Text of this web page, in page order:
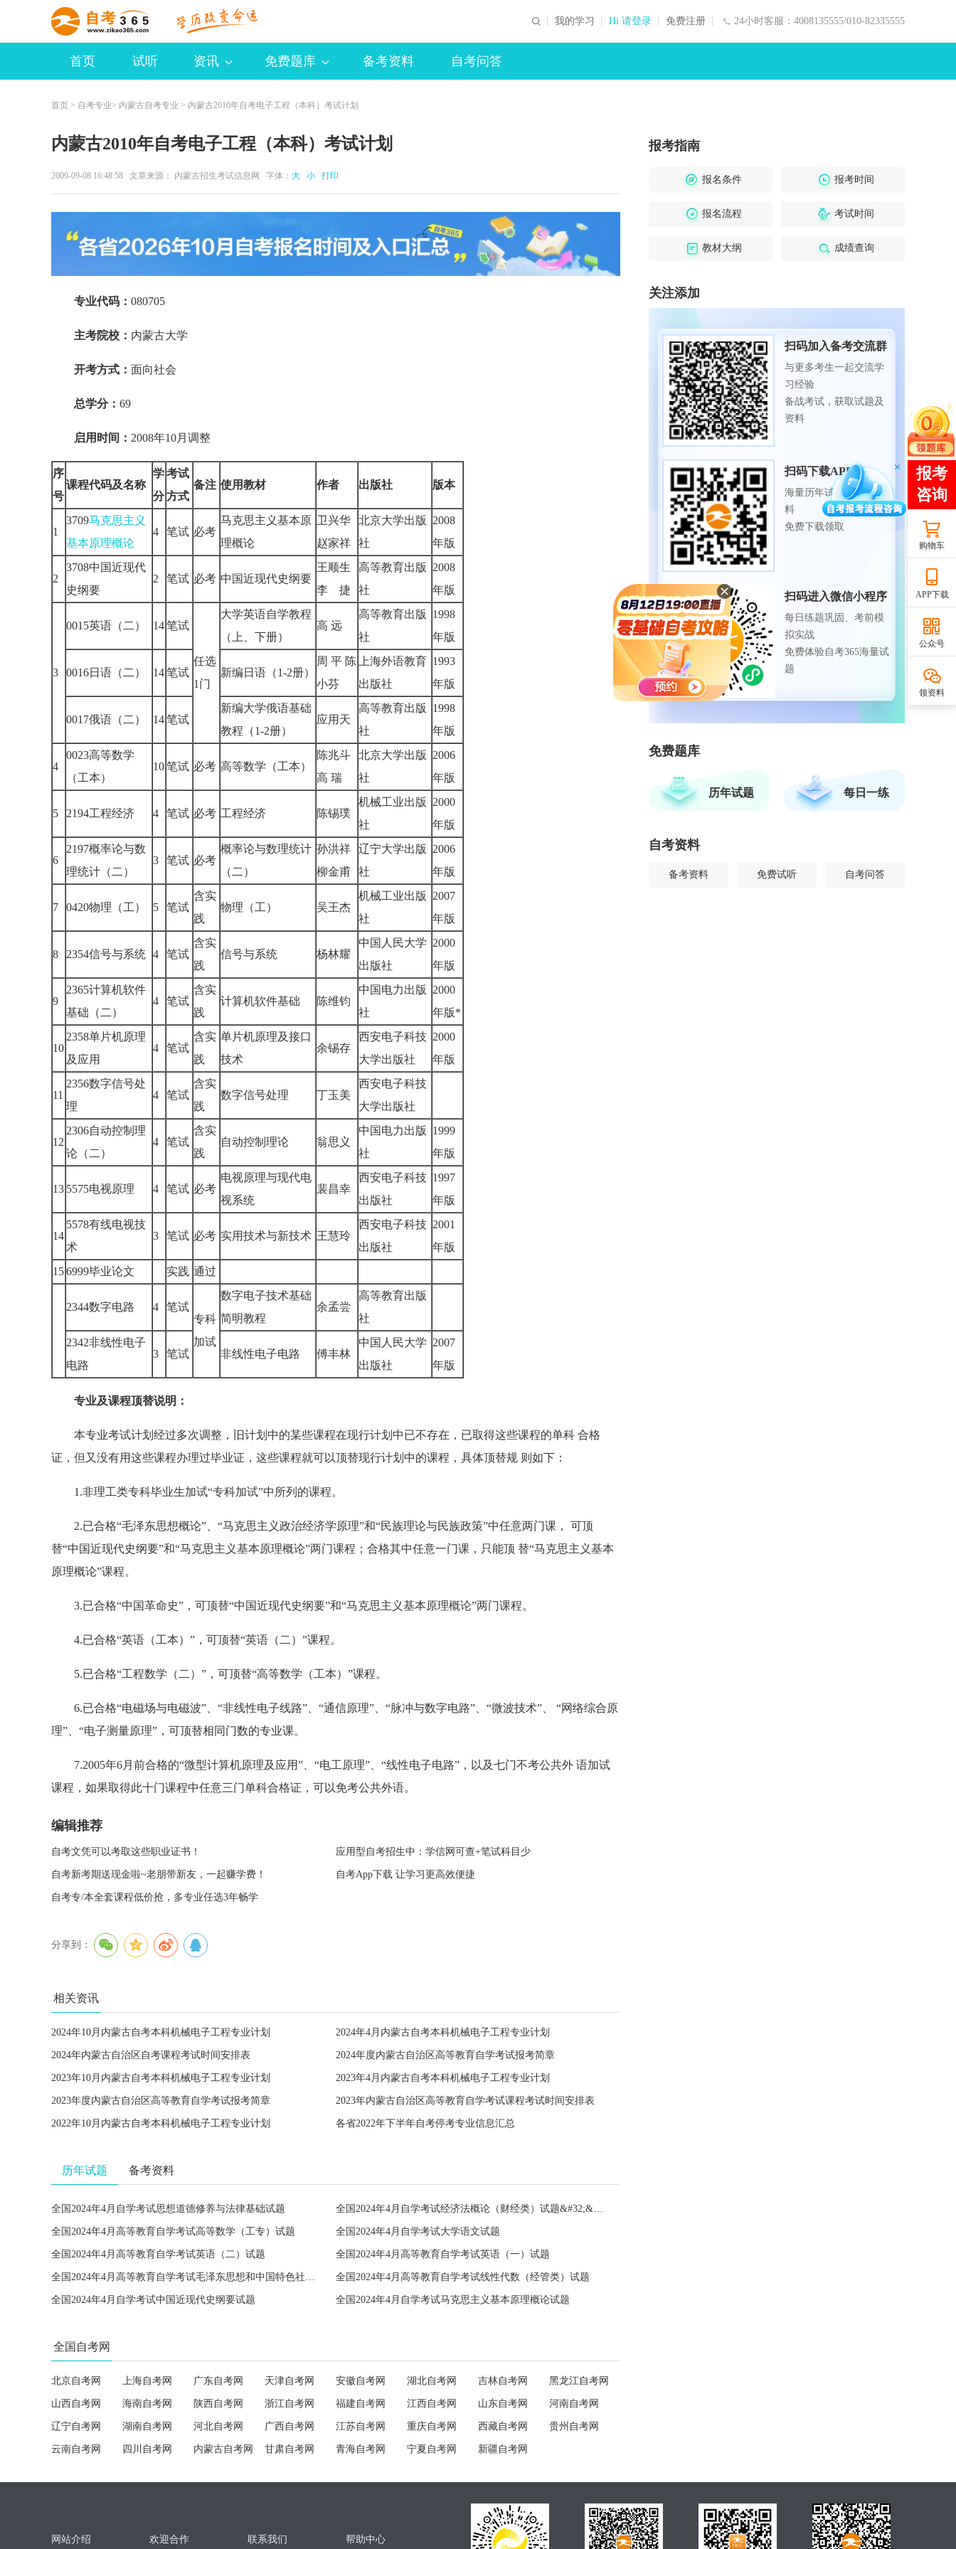
24小时客服：4008135555/010-82335555
我的学习 Hi 请登录 免费注册
首页 试听 资讯 免费题库 备考资料 自考问答
首页 > 自考专业> 内蒙古自考专业 > 内蒙古2010年自考电子工程（本科）考试计划
内蒙古2010年自考电子工程（本科）考试计划
2009-09-08 16:48:58 文章来源： 内蒙古招生考试信息网 字体： 大 小 打印
专业代码： 080705
主考院校： 内蒙古大学
开考方式： 面向社会
总学分： 69
启用时间： 2008年10月调整
序
号
课程代码及名称
学
分
考试
方式
备注 使用教材 作者 出版社 版本
1
3709马克思主义
基本原理概论
4 笔试 必考
马克思主义基本原
理概论
卫兴华
赵家祥
北京大学出版
社
2008
年版
2
3708中国近现代
史纲要
2 笔试 必考 中国近现代史纲要
王顺生
李 捷
高等教育出版
社
2008
年版
3
0015英语（二） 14笔试
任选
1门
大学英语自学教程
（上、下册）
高 远
高等教育出版
社
1998
年版
0016日语（二） 14笔试 新编日语（1-2册）
周 平 陈
小芬
上海外语教育
出版社
1993
年版
0017俄语（二） 14笔试
新编大学俄语基础
教程（1-2册）
应用天
高等教育出版
社
1998
年版
4
0023高等数学
（工本）
10笔试 必考 高等数学（工本）
陈兆斗
高 瑞
北京大学出版
社
2006
年版
5 2194工程经济 4 笔试 必考 工程经济 陈锡璞
机械工业出版
社
2000
年版
6
2197概率论与数
理统计（二）
3 笔试 必考
概率论与数理统计
（二）
孙洪祥
柳金甫
辽宁大学出版
社
2006
年版
7 0420物理（工） 5 笔试
含实
践
物理（工） 吴王杰
机械工业出版
社
2007
年版
8 2354信号与系统 4 笔试
含实
践
信号与系统 杨林耀
中国人民大学
出版社
2000
年版
9
2365计算机软件
基础（二）
4 笔试
含实
践
计算机软件基础 陈维钧
中国电力出版
社
2000
年版*
10
2358单片机原理
及应用
4 笔试
含实
践
单片机原理及接口
技术
余锡存
西安电子科技
大学出版社
2000
年版
11
2356数字信号处
理
4 笔试
含实
践
数字信号处理 丁玉美
西安电子科技
大学出版社
12
2306自动控制理
论（二）
4 笔试
含实
践
自动控制理论 翁思义
中国电力出版
社
1999
年版
13 5575电视原理 4 笔试 必考
电视原理与现代电
视系统
裴昌幸
西安电子科技
出版社
1997
年版
14
5578有线电视技
术
3 笔试 必考 实用技术与新技术 王慧玲
西安电子科技
出版社
2001
年版
156999毕业论文 实践 通过
2344数字电路 4
笔试
专科
加试
数字电子技术基础
简明教程
余孟尝
高等教育出版
社
2342非线性电子
电路
3 笔试 非线性电子电路 傅丰林
中国人民大学
出版社
2007
年版
专业及课程顶替说明：
本专业考试计划经过多次调整，旧计划中的某些课程在现行计划中已不存在，已取得这些课程的单科 合格
证，但又没有用这些课程办理过毕业证，这些课程就可以顶替现行计划中的课程，具体顶替规 则如下：
1.非理工类专科毕业生加试“专科加试”中所列的课程。
2.已合格“毛泽东思想概论”、“马克思主义政治经济学原理”和“民族理论与民族政策”中任意两门课， 可顶
替“中国近现代史纲要”和“马克思主义基本原理概论”两门课程；合格其中任意一门课，只能顶 替“马克思主义基本
原理概论”课程。
3.已合格“中国革命史”，可顶替“中国近现代史纲要”和“马克思主义基本原理概论”两门课程。
4.已合格“英语（工本）”，可顶替“英语（二）”课程。
5.已合格“工程数学（二）”，可顶替“高等数学（工本）”课程。
6.已合格“电磁场与电磁波”、“非线性电子线路”、“通信原理”、“脉冲与数字电路”、“微波技术”、 “网络综合原
理”、“电子测量原理”，可顶替相同门数的专业课。
7.2005年6月前合格的“微型计算机原理及应用”、“电工原理”、“线性电子电路”，以及七门不考公共外 语加试
课程，如果取得此十门课程中任意三门单科合格证，可以免考公共外语。
编辑推荐
自考文凭可以考取这些职业证书！ 应用型自考招生中：学信网可查+笔试科目少
自考新考期送现金啦~老朋带新友，一起赚学费！ 自考App下载 让学习更高效便捷
自考专/本全套课程低价抢，多专业任选3年畅学
分享到：
相关资讯
2024年10月内蒙古自考本科机械电子工程专业计划 2024年4月内蒙古自考本科机械电子工程专业计划
2024年内蒙古自治区自考课程考试时间安排表 2024年度内蒙古自治区高等教育自学考试报考简章
2023年10月内蒙古自考本科机械电子工程专业计划 2023年4月内蒙古自考本科机械电子工程专业计划
2023年度内蒙古自治区高等教育自学考试报考简章 2023年内蒙古自治区高等教育自学考试课程考试时间安排表
2022年10月内蒙古自考本科机械电子工程专业计划 各省2022年下半年自考停考专业信息汇总
历年试题 备考资料
全国2024年4月自学考试思想道德修养与法律基础试题 全国2024年4月自学考试经济法概论（财经类）试题&#32;&#32;
全国2024年4月高等教育自学考试高等数学（工专）试题 全国2024年4月自学考试大学语文试题
全国2024年4月高等教育自学考试英语（二）试题 全国2024年4月高等教育自学考试英语（一）试题
全国2024年4月高等教育自学考试毛泽东思想和中国特色社会主义理论体系概论试题 全国2024年4月高等教育自学考试线性代数（经管类）试题
全国2024年4月自学考试中国近现代史纲要试题 全国2024年4月自学考试马克思主义基本原理概论试题
全国自考网
北京自考网 上海自考网 广东自考网 天津自考网 安徽自考网 湖北自考网 吉林自考网 黑龙江自考网
山西自考网 海南自考网 陕西自考网 浙江自考网 福建自考网 江西自考网 山东自考网 河南自考网
辽宁自考网 湖南自考网 河北自考网 广西自考网 江苏自考网 重庆自考网 西藏自考网 贵州自考网
云南自考网 四川自考网 内蒙古自考网 甘肃自考网 青海自考网 宁夏自考网 新疆自考网
报考指南
报名条件 报考时间
报名流程 考试时间
教材大纲 成绩查询
关注添加
扫码加入备考交流群
与更多考生一起交流学
习经验
备战考试，获取试题及
资料
扫码下载APP
海量历年试题、备考资
料
免费下载领取
扫码进入微信小程序
每日练题巩固、考前模
拟实战
免费体验自考365海量试
题
免费题库
历年试题 每日一练
自考资料
备考资料 免费试听 自考问答
购物车
APP下载
公众号
领资料
网站介绍 欢迎合作 联系我们 帮助中心